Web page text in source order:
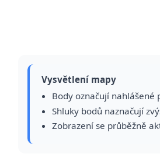
Vysvětlení mapy
Body označují nahlášené
Shluky bodů naznačují
Zobrazení se průběžně